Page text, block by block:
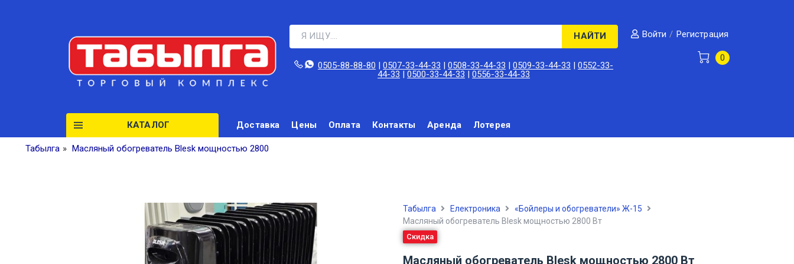
НАЙТИ
0505-88-88-80‬ |0507-33-44-33 |0508-33-44-33 |0509-33-44-33 |0552-33-
44-33 |0500-33-44-33 |0556-33-44-33
Войти / Регистрация
0
КАТАЛОГ Доставка Цены Оплата Контакты Аренда Лотерея
Табылга » Масляный обогреватель Blesk мощностью 2800
Табылга Електроника
«Бойлеры и обогреватели» Ж-15
Масляный обогреватель Blesk мощностью 2800 Вт
Скидка
Масляный обогреватель Blesk мощностью 2800 Вт